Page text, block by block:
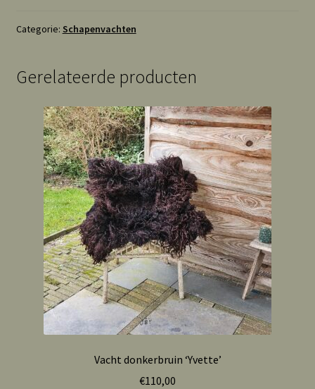
Categorie: Schapenvachten
Gerelateerde producten
Vacht donkerbruin ‘Yvette’
€110,00